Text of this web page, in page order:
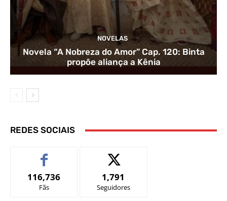
NOVELAS
Novela “A Nobreza do Amor” Cap. 120: Binta
propõe aliança a Kênia
REDES SOCIAIS
116,736
Fãs
1,791
Seguidores